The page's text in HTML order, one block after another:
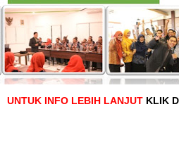
UNTUK INFO LEBIH LANJUT KLIK